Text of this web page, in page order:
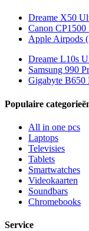
Dreame X50
Canon CP1500
Apple Airpods
Dreame L10s
Samsung 990
Gigabyte
Populaire
All in one pcs
Laptops
Televisies
Tablets
Smartwatches
Videokaarten
Soundbars
Chromebooks
Service